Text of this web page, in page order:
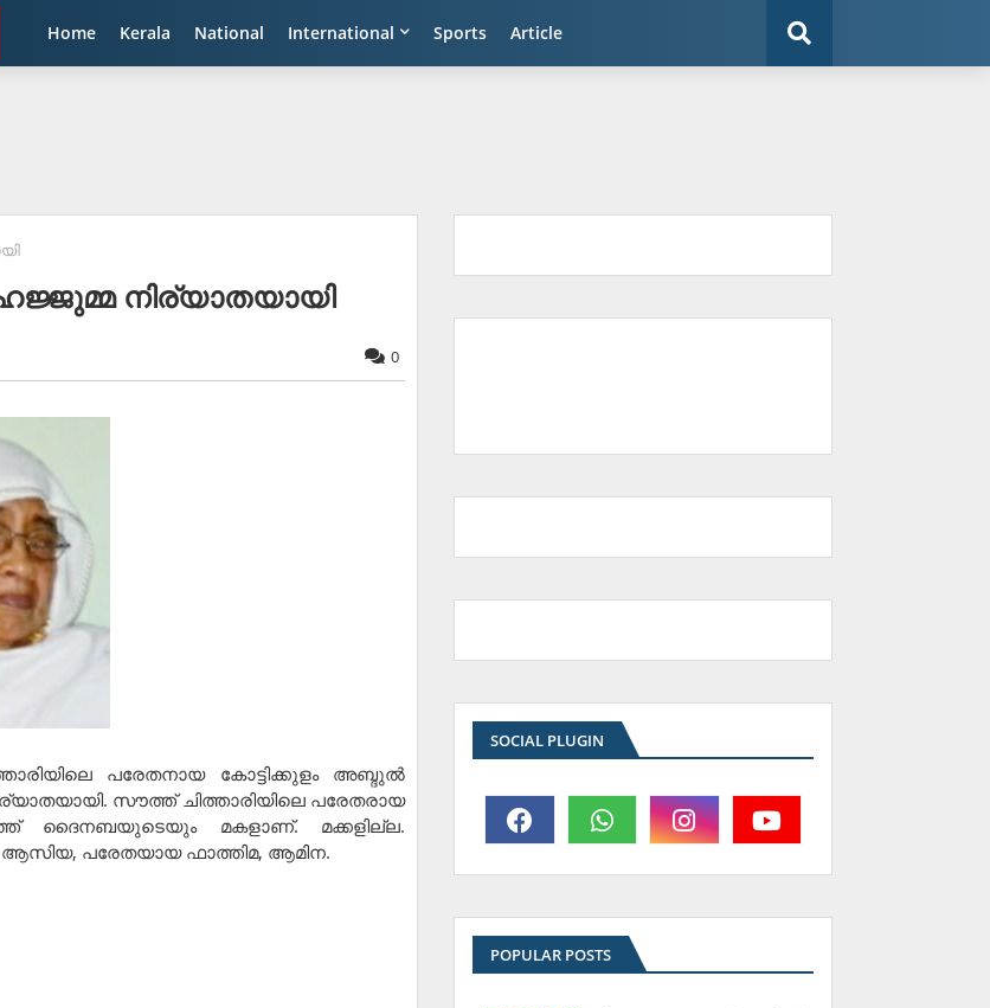
Home Kerala National International Sports Article
നിര്യാതയായി
0
പരേതനായ കോട്ടിക്കുളം അബ്ദുല്‍
സൗത്ത് ചിത്താരിയിലെ പരേതരായ
ദൈനബയുടെയും മകളാണ്. മക്കളില്ല.
പരേതയായ ഫാത്തിമ, ആമിന.
SOCIAL PLUGIN
POPULAR POSTS